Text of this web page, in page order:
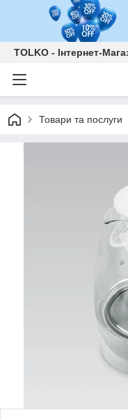
TOLKO - Інтернет-
Товари та послуги